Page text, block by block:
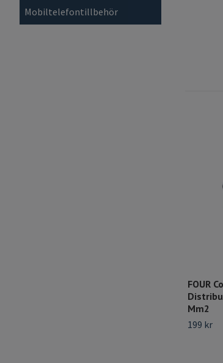
Mobiltelefontillbehör
FOUR
Mm2
199 kr